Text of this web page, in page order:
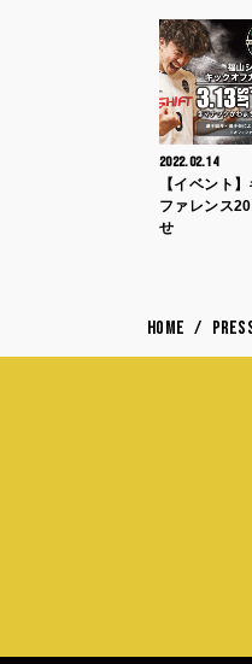
2022.02.14
【イベント
ファレンス
せ
HOME